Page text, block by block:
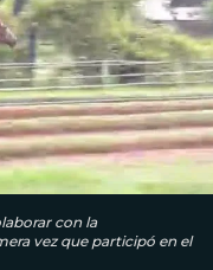
con la
vez que participó en el